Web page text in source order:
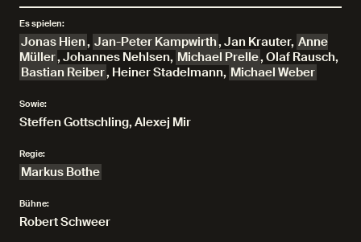
Es spielen:
Jonas Hien, Jan-Peter Kampwirth, Jan Krauter, Anne
Müller, Johannes Nehlsen, Michael Prelle, Olaf Rausch,
Bastian Reiber, Heiner Stadelmann, Michael Weber
Sowie:
Steffen Gottschling, Alexej Mir
Regie:
Markus Bothe
Bühne:
Robert Schweer